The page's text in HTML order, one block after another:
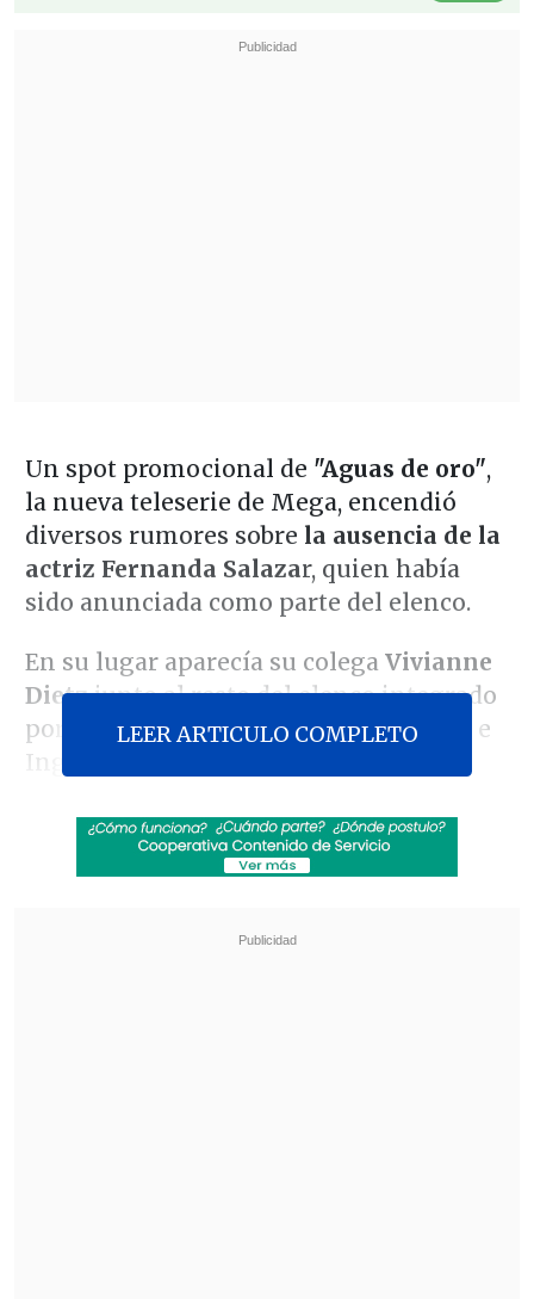
Un spot promocional de "Aguas de oro",
la nueva teleserie de Mega, encendió
diversos rumores sobre la ausencia de la
actriz Fernanda Salazar, quien había
sido anunciada como parte del elenco.
En su lugar aparecía su colega Vivianne
Dietzjunto al resto del elenco integrado
por Álvaro Rudolphy, Carolina Arregui e
Ingrid Cruz, entre otros.
Revisa también
De "31 Minutos" a "Los 80": Las producciones
LEER ARTICULO COMPLETO